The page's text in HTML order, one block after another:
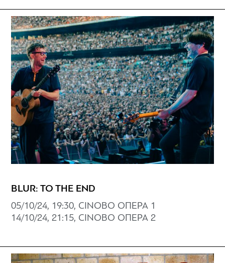
BLUR: TO THE END
05/10/24, 19:30, CINOBO ΟΠΕΡΑ 1
14/10/24, 21:15, CINOBO ΟΠΕΡΑ 2